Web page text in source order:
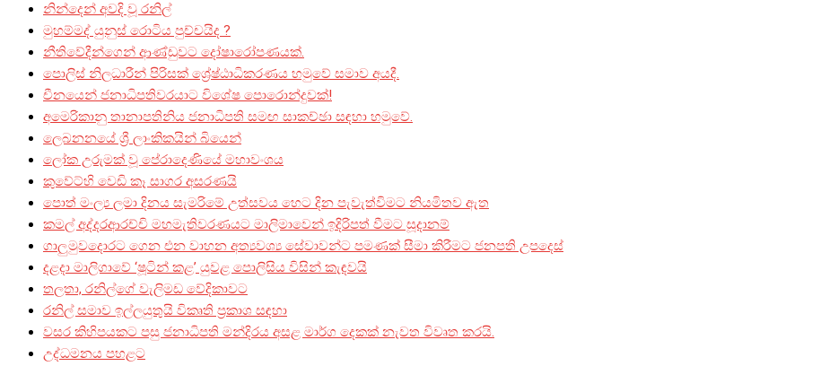
නින්දෙන් අවදි වූ රනිල්
මුහම්මද් යුනුස් රොටිය පුච්චයිද ?
නීතිවේදීන්ගෙන් ආණ්ඩුවට දෝෂාරෝපණයක්.
පොලිස් නිලධාරීන් පිරිසක් ශ්‍රේෂ්ඨාධිකරණය හමුවේ සමාව අයදී.
චීනයෙන් ජනාධිපතිවරයාට විශේෂ පොරොන්දුවක්!
අමෙරිකානු තානාපතිනිය ජනාධිපති සමඟ සාකච්ඡා සඳහා හමුවේ.
ලෙබනනයේ ශ්‍රී ලාංකිකයින් බියෙන්
ලෝක උරුමක් වූ පේරාදෙණියේ මහාවංශය
කුවේට්හි වෙඩි කෑ සාගර අසරණයි
පොත් මංල්‍ය ලමා දිනය සැමරිමේ උත්සවය හෙට දින පැවැත්විමට නියමිතව ඇත
කමල් අද්දරආරච්චි මහමැතිවරණයට මාලිමාවෙන් ඉදිරිපත් වීමට සූදානම්
ගාලුමුවදොරට ගෙන එන වාහන අත්‍යවශ්‍ය සේවාවන්ට පමණක් සීමා කිරීමට ජනපති උපදෙස්
දළදා මාලිගාවේ ‘ෂූටින් කළ’ යුවළ පොලිසිය විසින් කැඳවයි
තලතා, රනිල්ගේ වැලිමඩ වේදිකාවට
රනිල් සමාව ඉල්ලයුතුයි විකෘති ප්‍රකාශ සඳහා
වසර කිහිපයකට පසු ජනාධිපති මන්දිරය අසළ මාර්ග දෙකක් නැවත විවෘත කරයි.
උද්ධමනය පහළට